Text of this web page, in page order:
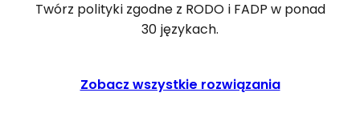
Twórz polityki zgodne z RODO i FADP w ponad
30 językach.
Zobacz wszystkie rozwiązania